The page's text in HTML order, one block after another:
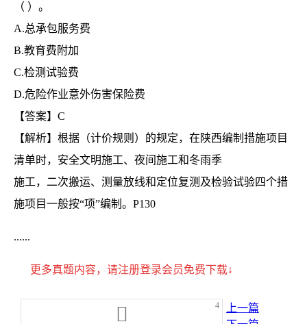
（ ）。
A.总承包服务费
B.教育费附加
C.检测试验费
D.危险作业意外伤害保险费
【答案】C
【解析】根据（计价规则）的规定，在陕西编制措施项目
清单时，安全文明施工、夜间施工和冬雨季
施工，二次搬运、测量放线和定位复测及检验试验四个措
施项目一般按“项”编制。P130
......
更多真题内容，请注册登录会员免费下载↓
4
上一篇